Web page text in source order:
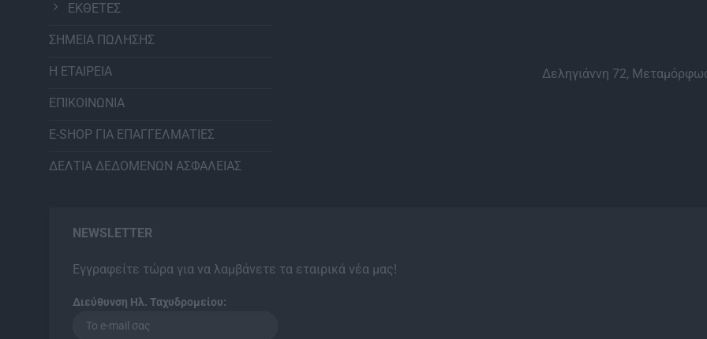
ΕΚΘΕΤΕΣ
ΣΗΜΕΙΑ ΠΩΛΗΣΗΣ
Η ΕΤΑΙΡΕΙΑ
ΕΠΙΚΟΙΝΩΝΙΑ
E-SHOP ΓΙΑ ΕΠΑΓΓΕΛΜΑΤΙΕΣ
ΔΕΛΤΙΑ ΔΕΔΟΜΕΝΩΝ ΑΣΦΑΛΕΙΑΣ
Δεληγιάννη 72,
NEWSLETTER
Εγγραφείτε τώρα για να λαμβάνετε τα εταιρικά νέα μας!
Διεύθυνση Ηλ. Ταχυδρομείου: